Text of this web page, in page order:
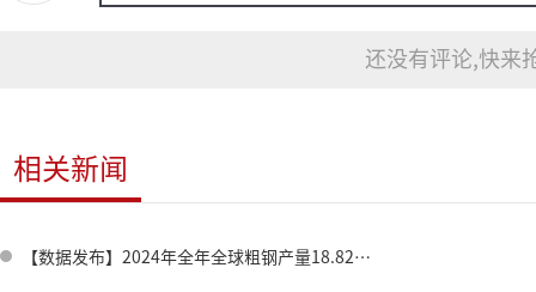
还没有评论,快来
相关新闻
【数据发布】2024年全年全球粗钢产量18.826亿吨